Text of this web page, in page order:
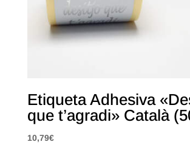
Etiqueta Adhesiva
que t’agradi» Català
10,79€